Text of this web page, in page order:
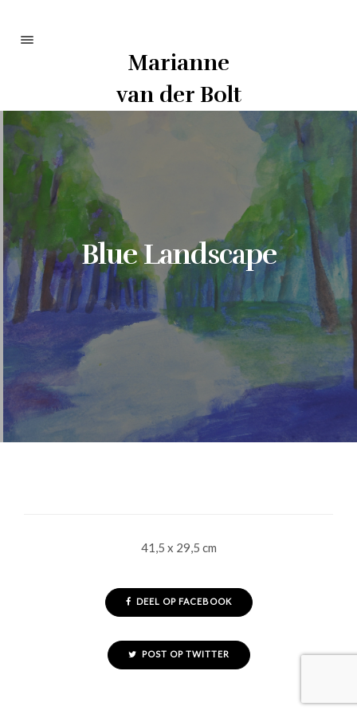
Marianne
van der Bolt
Curriculum
Contact
Bezoek op afspraak:
Kasteel Schaloenstraat 8
6222 TP Maastricht
art@mvdbolt.nl
Blue Landscape
41,5 x 29,5 cm
DEEL OP FACEBOOK
POST OP TWITTER